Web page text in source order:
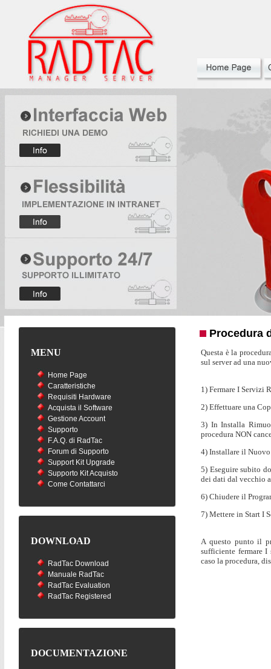
MENU
Home Page
Caratteristiche
Requisiti Hardware
Acquista il Software
Gestione Account
Supporto
F.A.Q. di RadTac
Forum di Supporto
Support Kit Upgrade
Supporto Kit Acquisto
Come Contattarci
DOWNLOAD
RadTac Download
Manuale RadTac
RadTac Evaluation
RadTac Registered
DOCUMENTAZIONE
Procedura
Questa è la
sul server ad una
1) Fermare I Servizi
2) Effettuare una
3) In Installa
procedura NON
4) Installare il
5) Eseguire subito
dei dati dal vecchio
6) Chiudere il
7) Mettere in Start I
A questo punto il
sufficiente fermare
caso la procedura,